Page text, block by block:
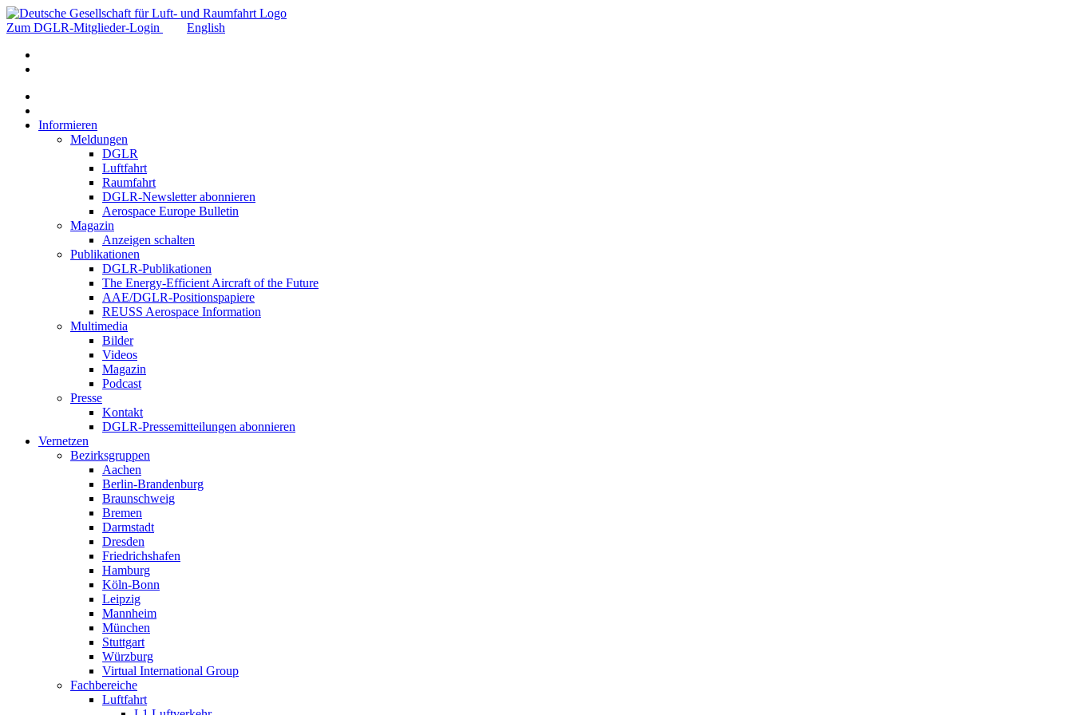
Zum DGLR-Mitglieder-Login English
Informieren
Meldungen
DGLR
Luftfahrt
Raumfahrt
DGLR-Newsletter abonnieren
Aerospace Europe Bulletin
Magazin
Anzeigen schalten
Publikationen
DGLR-Publikationen
The Energy-Efficient Aircraft of the Future
AAE/DGLR-Positionspapiere
REUSS Aerospace Information
Multimedia
Bilder
Videos
Magazin
Podcast
Presse
Kontakt
DGLR-Pressemitteilungen abonnieren
Vernetzen
Bezirksgruppen
Aachen
Berlin-Brandenburg
Braunschweig
Bremen
Darmstadt
Dresden
Friedrichshafen
Hamburg
Köln-Bonn
Leipzig
Mannheim
München
Stuttgart
Würzburg
Virtual International Group
Fachbereiche
Luftfahrt